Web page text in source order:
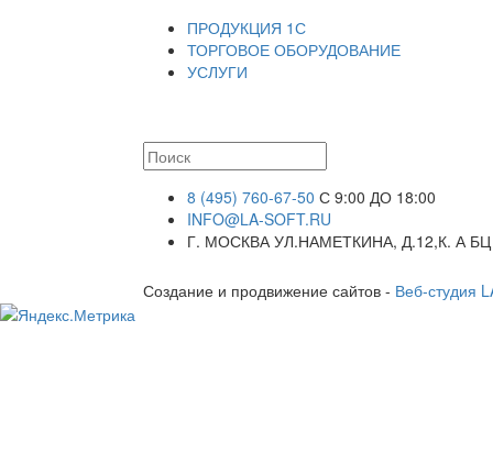
ПРОДУКЦИЯ 1С
ТОРГОВОЕ ОБОРУДОВАНИЕ
УСЛУГИ
8 (495) 760-67-50 С 9:00 ДО 18:00
INFO@LA-SOFT.RU
Г. МОСКВА УЛ.НАМЕТКИНА, Д.12,К. А
Создание и продвижение сайтов - Веб-студия